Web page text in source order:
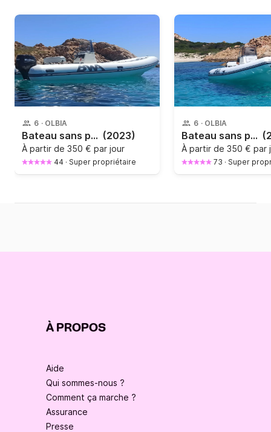
6 · OLBIA
Bateau sans permis Bwa 550 40cv (2023)
À partir de 350 € par jour
44 · Super propriétaire
6 · OLBIA
Bateau sans permis Bwa 550 40cv
À partir de 350 € par
73 · Super
À PROPOS
Aide
Qui sommes-nous ?
Comment ça marche ?
Assurance
Presse